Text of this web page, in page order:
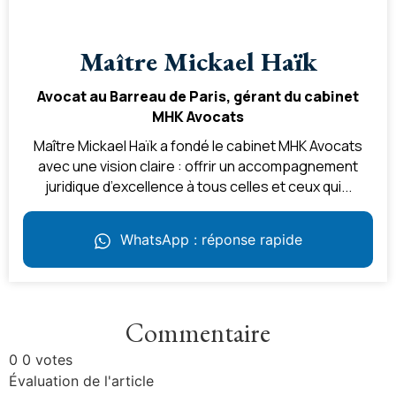
Maître Mickael Haïk
Avocat au Barreau de Paris, gérant du cabinet
MHK Avocats
Maître Mickael Haïk a fondé le cabinet MHK Avocats
avec une vision claire : offrir un accompagnement
juridique d’excellence à tous celles et ceux qui...
WhatsApp : réponse rapide
Commentaire
0 0 votes
Évaluation de l'article